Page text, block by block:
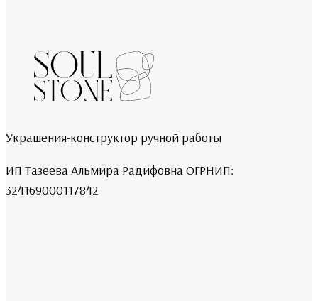
Украшения-конструктор ручной работы
ИП Тазеева Альмира Радифовна ОГРНИП:
324169000117842